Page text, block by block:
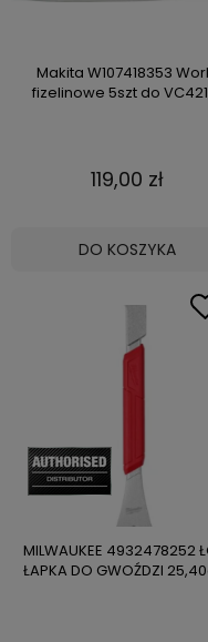
Makita W107418353
fizelinowe 5szt do
119,00 zł
DO KOSZYKA
MILWAUKEE 4932478252
ŁAPKA DO GWOŹDZI